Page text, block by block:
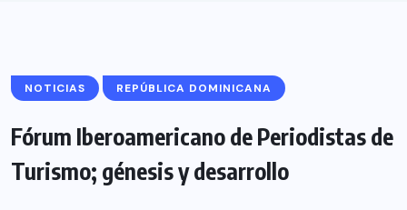
NOTICIAS REPÚBLICA DOMINICANA
Fórum Iberoamericano de Periodistas de
Turismo; génesis y desarrollo